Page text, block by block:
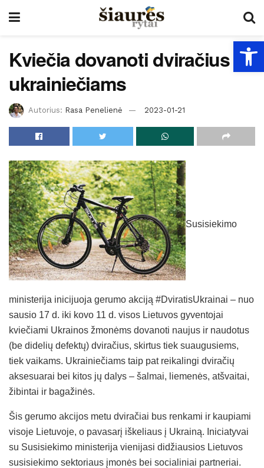
Kviečia dovanoti dviračius
ukrainiečiams
Autorius: Rasa Penelienė 2023-01-21
Susisiekimo
ministerija inicijuoja gerumo akciją #DviratisUkrainai – nuo
sausio 17 d. iki kovo 11 d. visos Lietuvos gyventojai
kviečiami Ukrainos žmonėms dovanoti naujus ir naudotus
(be didelių defektų) dviračius, skirtus tiek suaugusiems,
tiek vaikams. Ukrainiečiams taip pat reikalingi dviračių
aksesuarai bei kitos jų dalys – šalmai, liemenės, atšvaitai,
žibintai ir bagažinės.
Šis gerumo akcijos metu dviračiai bus renkami ir kaupiami
visoje Lietuvoje, o pavasarį iškeliaus į Ukrainą. Iniciatyvai
su Susisiekimo ministerija vienijasi didžiausios Lietuvos
susisiekimo sektoriaus įmonės bei socialiniai partneriai.